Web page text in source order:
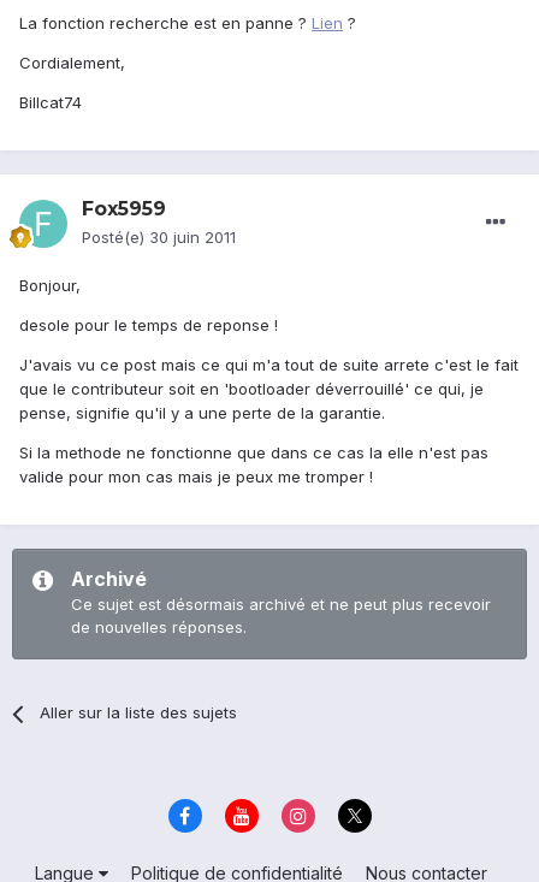
La fonction recherche est en panne ? Lien ?
Cordialement,
Billcat74
Fox5959
Posté(e) 30 juin 2011
Bonjour,
desole pour le temps de reponse !
J'avais vu ce post mais ce qui m'a tout de suite arrete c'est le fait
que le contributeur soit en 'bootloader déverrouillé' ce qui, je
pense, signifie qu'il y a une perte de la garantie.
Si la methode ne fonctionne que dans ce cas la elle n'est pas
valide pour mon cas mais je peux me tromper !
Archivé
Ce sujet est désormais archivé et ne peut plus recevoir
de nouvelles réponses.
Aller sur la liste des sujets
Langue Politique de confidentialité Nous contacter